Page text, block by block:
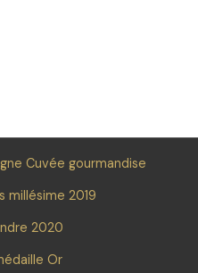
Cuvée gourmandise
millésime 2019
2020
Or